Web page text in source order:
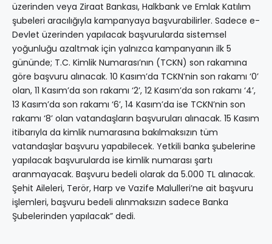
üzerinden veya Ziraat Bankası, Halkbank ve Emlak Katılım
şubeleri aracılığıyla kampanyaya başvurabilirler. Sadece e-
Devlet üzerinden yapılacak başvurularda sistemsel
yoğunluğu azaltmak için yalnızca kampanyanın ilk 5
gününde; T.C. Kimlik Numarası’nın (TCKN) son rakamına
göre başvuru alınacak. 10 Kasım’da TCKN’nin son rakamı ‘0’
olan, 11 Kasım’da son rakamı ‘2’, 12 Kasım’da son rakamı ‘4’,
13 Kasım’da son rakamı ‘6’, 14 Kasım’da ise TCKN’nin son
rakamı ‘8’ olan vatandaşların başvuruları alınacak. 15 Kasım
itibarıyla da kimlik numarasına bakılmaksızın tüm
vatandaşlar başvuru yapabilecek. Yetkili banka şubelerine
yapılacak başvurularda ise kimlik numarası şartı
aranmayacak. Başvuru bedeli olarak da 5.000 TL alınacak.
Şehit Aileleri, Terör, Harp ve Vazife Malulleri’ne ait başvuru
işlemleri, başvuru bedeli alınmaksızın sadece Banka
Şubelerinden yapılacak” dedi.